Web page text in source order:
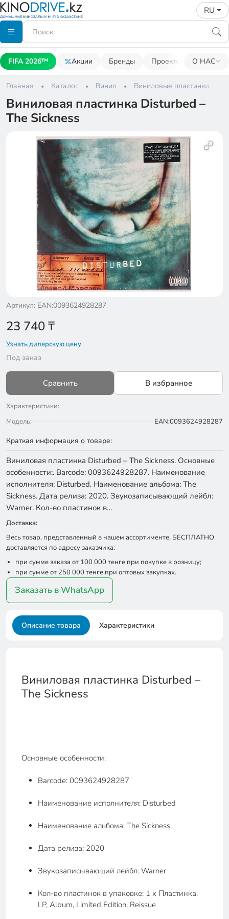
RU
FIFA 2026™ Акции Бренды Проекторы О НАС
Главная Каталог Винил Виниловые пластинки
Виниловая пластинка Disturbed –
The Sickness
Артикул: EAN:0093624928287
23 740₸
Узнать дилерскую цену
Под заказ
Сравнить В избранное
Характеристики:
Модель:
EAN:0093624928287
Краткая информация о товаре:
Виниловая пластинка Disturbed – The Sickness. Основные
особенности:. Barcode: 0093624928287. Наименование
исполнителя: Disturbed. Наименование альбома: The
Sickness. Дата релиза: 2020. Звукозаписывающий лейбл:
Warner. Кол-во пластинок в…
Доставка:
Весь товар, представленный в нашем ассортименте, БЕСПЛАТНО
доставляется по адресу заказчика:
при сумме заказа от 100 000 тенге при покупке в розницу;
при сумме от 250 000 тенге при оптовых закупках.
Заказать в WhatsApp
Описание товара Характеристики
Виниловая пластинка Disturbed –
The Sickness
Основные особенности:
Barcode: 0093624928287
Наименование исполнителя: Disturbed
Наименование альбома: The Sickness
Дата релиза: 2020
Звукозаписывающий лейбл: Warner
Кол-во пластинок в упаковке: 1 x Пластинка,
LP, Album, Limited Edition, Reissue